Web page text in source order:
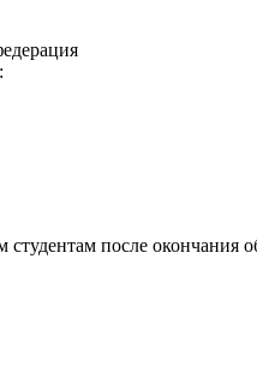
после окончания